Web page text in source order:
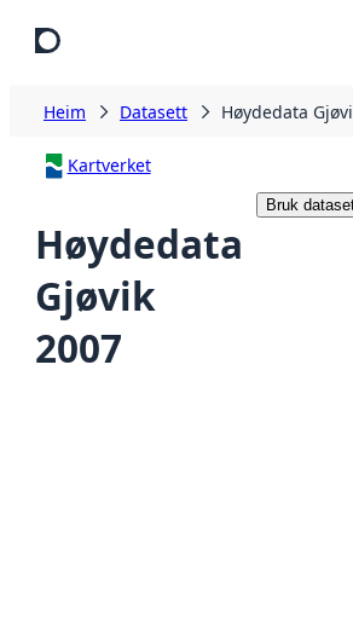
Heim Datasett Høydedata
Kartverket
Høydedata
Gjøvik
2007
Bruk